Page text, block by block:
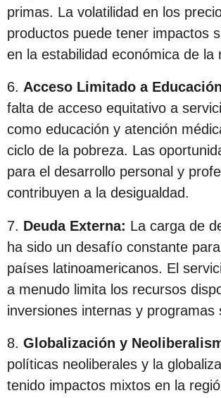
primas. La volatilidad en los
productos puede tener impactos
en la estabilidad económica de la
6. Acceso Limitado a
falta de acceso equitativo a
como educación y atención
ciclo de la pobreza. Las
para el desarrollo personal y
contribuyen a la desigualdad.
7. Deuda Externa: La carga de
ha sido un desafío constante
países latinoamericanos. El
a menudo limita los recursos
inversiones internas y programas
8. Globalización y
políticas neoliberales y la
tenido impactos mixtos en la